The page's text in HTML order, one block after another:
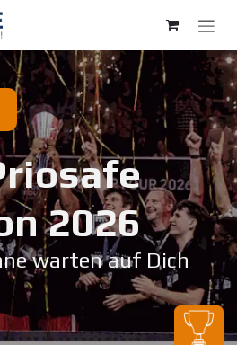
20​26
warten auf Dich